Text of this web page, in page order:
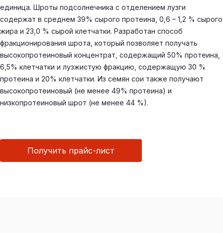
единица. Шроты подсолнечника с отделением лузги
содержат в среднем 39% сырого протеина, 0,6 – 1,2 % сырого
жира и 23,0 % сырой клетчатки. Разработан способ
фракционирования шрота, который позволяет получать
высокопротеиновый концентрат, содержащий 50% протеина,
6,5% клетчатки и лузжистую фракцию, содержащую 30 %
протеина и 20% клетчатки. Из семян сои также получают
высокопротеиновый (не менее 49% протеина) и
низкопротеиновый шрот (не менее 44 %).
Получить прайс-лист